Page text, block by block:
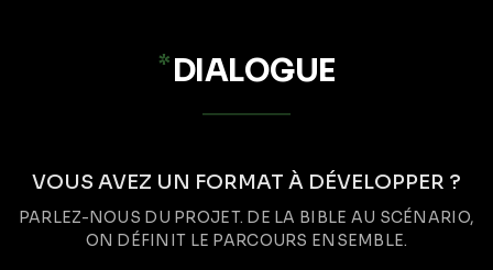
* DIALOGUE
VOUS AVEZ UN FORMAT À DÉVELOPPER ?
PARLEZ-NOUS DU PROJET. DE LA BIBLE AU SCÉNARIO,
ON DÉFINIT LE PARCOURS ENSEMBLE.